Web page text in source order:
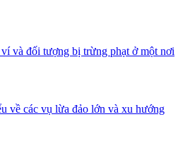
và đối tượng bị trừng phạt ở một nơi
về các vụ lừa đảo lớn và xu hướng